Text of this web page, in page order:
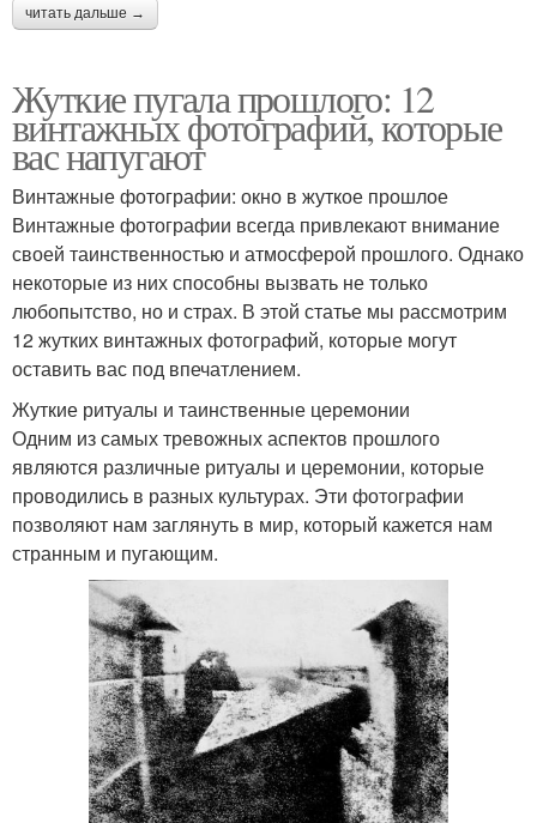
читать дальше →
Жуткие пугала прошлого: 12
винтажных фотографий, которые
вас напугают
Винтажные фотографии: окно в жуткое прошлое
Винтажные фотографии всегда привлекают внимание
своей таинственностью и атмосферой прошлого. Однако
некоторые из них способны вызвать не только
любопытство, но и страх. В этой статье мы рассмотрим
12 жутких винтажных фотографий, которые могут
оставить вас под впечатлением.
Жуткие ритуалы и таинственные церемонии
Одним из самых тревожных аспектов прошлого
являются различные ритуалы и церемонии, которые
проводились в разных культурах. Эти фотографии
позволяют нам заглянуть в мир, который кажется нам
странным и пугающим.